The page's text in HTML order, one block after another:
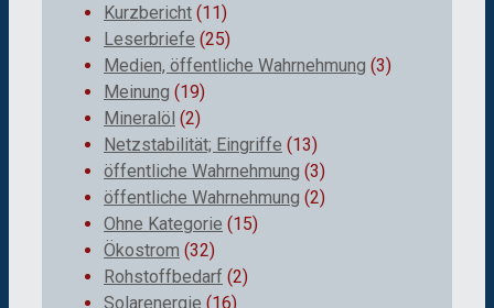
Kurzbericht (11)
Leserbriefe (25)
Medien, öffentliche Wahrnehmung (3)
Meinung (19)
Mineralöl (2)
Netzstabilität; Eingriffe (13)
öffentliche Wahrnehmung (3)
öffentliche Wahrnehmung (2)
Ohne Kategorie (15)
Ökostrom (32)
Rohstoffbedarf (2)
Solarenergie (16)